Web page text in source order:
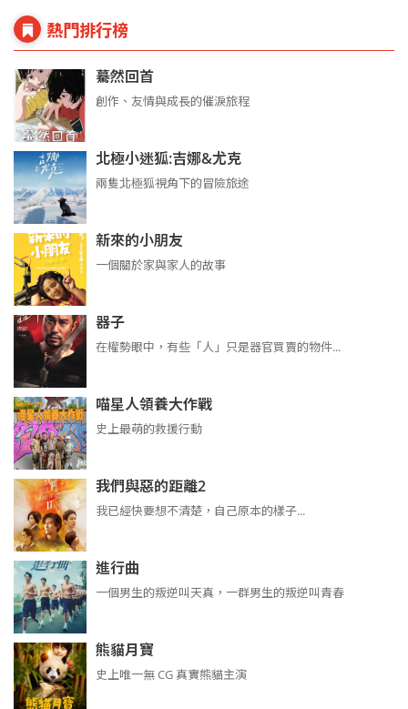
熱門排行榜
驀然回首
創作、友情與成長的催淚旅程
北極小迷狐:吉娜&尤克
兩隻北極狐視角下的冒險旅途
新來的小朋友
一個關於家與家人的故事
器子
在權勢眼中，有些「人」只是器官買賣的物件...
喵星人領養大作戰
史上最萌的救援行動
我們與惡的距離2
我已經快要想不清楚，自己原本的樣子...
進行曲
​​​一個男生的叛逆叫天真，一群男生的叛逆叫青春
熊貓月寶
史上唯一無 CG 真實熊貓主演